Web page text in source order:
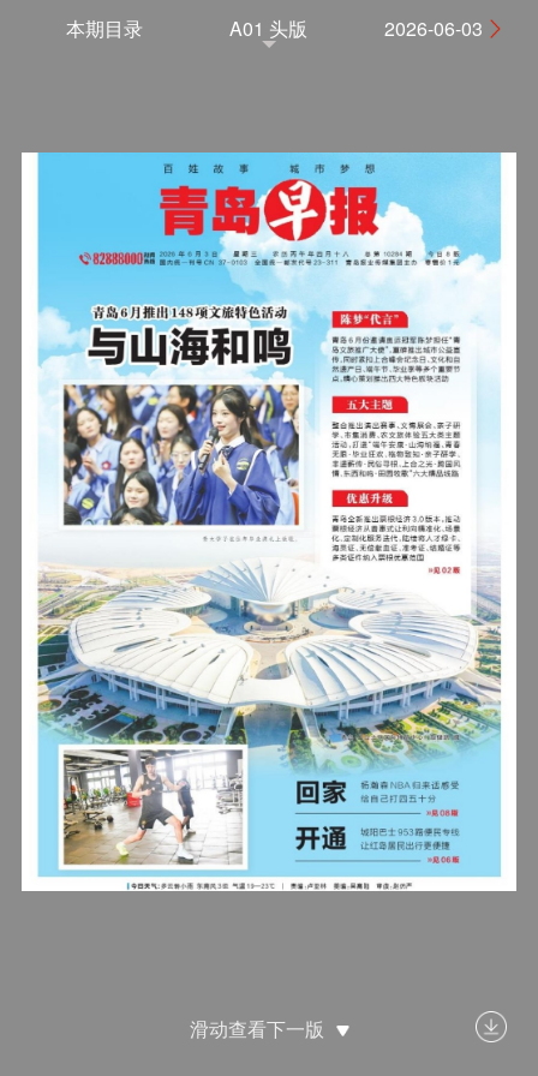
滑动查看下一版
本期目录 A01 头版 2026-06-03